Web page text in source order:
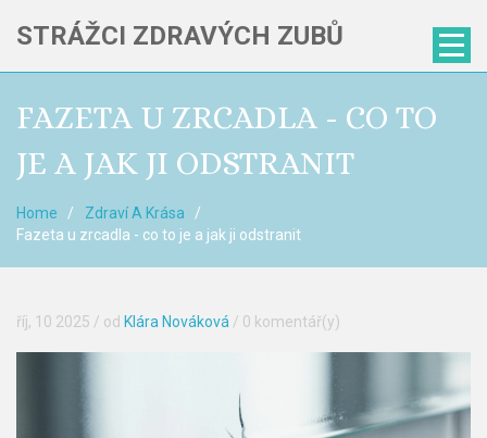
STRÁŽCI ZDRAVÝCH ZUBŮ
FAZETA U ZRCADLA - CO TO
JE A JAK JI ODSTRANIT
Home
Zdraví A Krása
Fazeta u zrcadla - co to je a jak ji odstranit
říj, 10 2025 / od Klára Nováková / 0 komentář(y)